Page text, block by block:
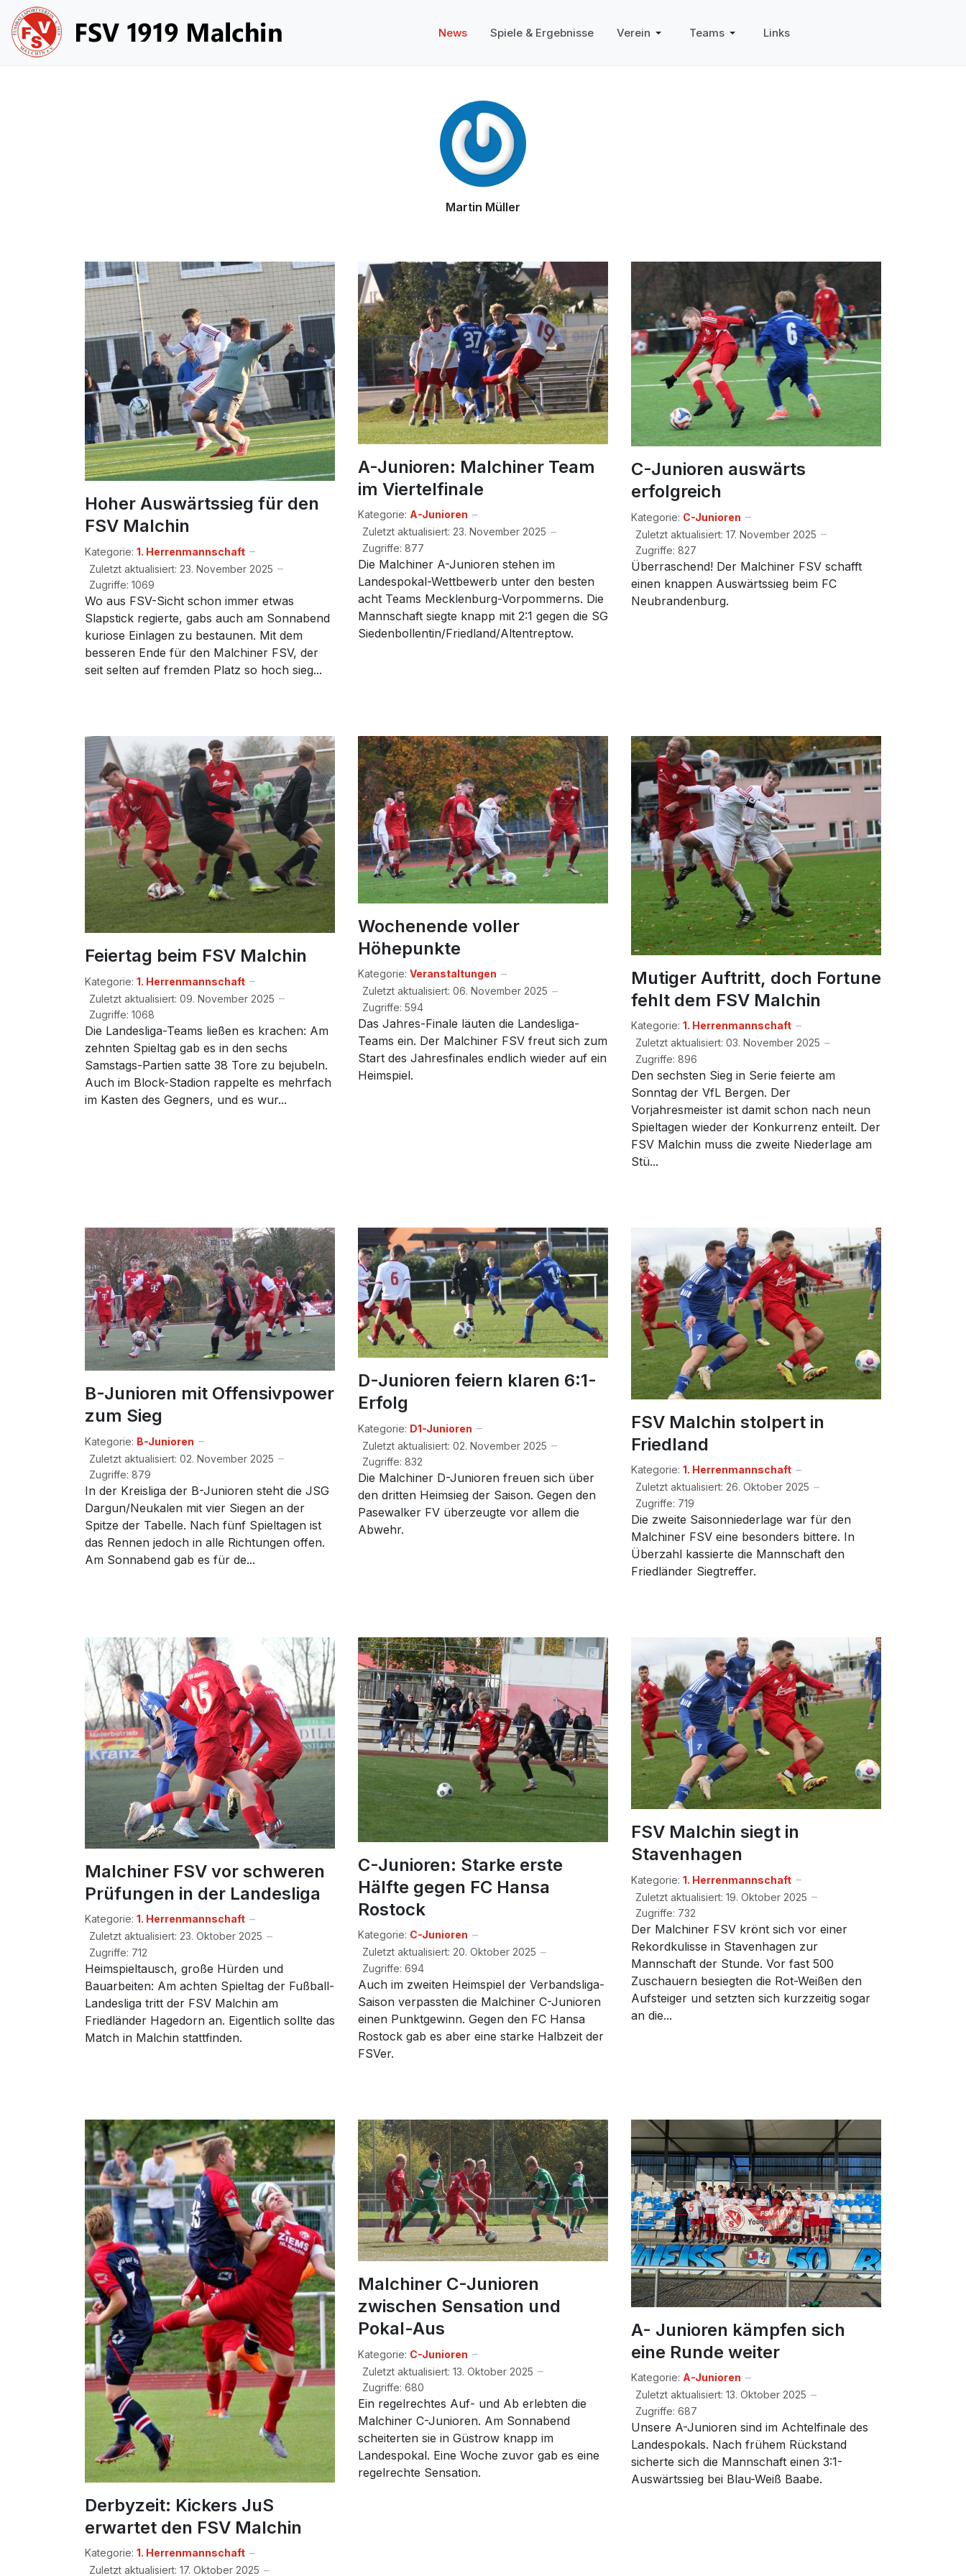
News Spiele & Ergebnisse Verein Teams Links
Martin Müller
Hoher Auswärtssieg für den
FSV Malchin
Kategorie: 1. Herrenmannschaft
Zuletzt aktualisiert: 23. November 2025
Zugriffe: 1069
Wo aus FSV-Sicht schon immer etwas
Slapstick regierte, gabs auch am Sonnabend
kuriose Einlagen zu bestaunen. Mit dem
besseren Ende für den Malchiner FSV, der
seit selten auf fremden Platz so hoch sieg...
A-Junioren: Malchiner Team
im Viertelfinale
Kategorie: A-Junioren
Zuletzt aktualisiert: 23. November 2025
Zugriffe: 877
Die Malchiner A-Junioren stehen im
Landespokal-Wettbewerb unter den besten
acht Teams Mecklenburg-Vorpommerns. Die
Mannschaft siegte knapp mit 2:1 gegen die SG
Siedenbollentin/Friedland/Altentreptow.
C-Junioren auswärts
erfolgreich
Kategorie: C-Junioren
Zuletzt aktualisiert: 17. November 2025
Zugriffe: 827
Überraschend! Der Malchiner FSV schafft
einen knappen Auswärtssieg beim FC
Neubrandenburg.
Feiertag beim FSV Malchin
Kategorie: 1. Herrenmannschaft
Zuletzt aktualisiert: 09. November 2025
Zugriffe: 1068
Die Landesliga-Teams ließen es krachen: Am
zehnten Spieltag gab es in den sechs
Samstags-Partien satte 38 Tore zu bejubeln.
Auch im Block-Stadion rappelte es mehrfach
im Kasten des Gegners, und es wur...
Wochenende voller
Höhepunkte
Kategorie: Veranstaltungen
Zuletzt aktualisiert: 06. November 2025
Zugriffe: 594
Das Jahres-Finale läuten die Landesliga-
Teams ein. Der Malchiner FSV freut sich zum
Start des Jahresfinales endlich wieder auf ein
Heimspiel.
Mutiger Auftritt, doch Fortune
fehlt dem FSV Malchin
Kategorie: 1. Herrenmannschaft
Zuletzt aktualisiert: 03. November 2025
Zugriffe: 896
Den sechsten Sieg in Serie feierte am
Sonntag der VfL Bergen. Der
Vorjahresmeister ist damit schon nach neun
Spieltagen wieder der Konkurrenz enteilt. Der
FSV Malchin muss die zweite Niederlage am
Stü...
B-Junioren mit Offensivpower
zum Sieg
Kategorie: B-Junioren
Zuletzt aktualisiert: 02. November 2025
Zugriffe: 879
In der Kreisliga der B-Junioren steht die JSG
Dargun/Neukalen mit vier Siegen an der
Spitze der Tabelle. Nach fünf Spieltagen ist
das Rennen jedoch in alle Richtungen offen.
Am Sonnabend gab es für de...
D-Junioren feiern klaren 6:1-
Erfolg
Kategorie: D1-Junioren
Zuletzt aktualisiert: 02. November 2025
Zugriffe: 832
Die Malchiner D-Junioren freuen sich über
den dritten Heimsieg der Saison. Gegen den
Pasewalker FV überzeugte vor allem die
Abwehr.
FSV Malchin stolpert in
Friedland
Kategorie: 1. Herrenmannschaft
Zuletzt aktualisiert: 26. Oktober 2025
Zugriffe: 719
Die zweite Saisonniederlage war für den
Malchiner FSV eine besonders bittere. In
Überzahl kassierte die Mannschaft den
Friedländer Siegtreffer.
Malchiner FSV vor schweren
Prüfungen in der Landesliga
Kategorie: 1. Herrenmannschaft
Zuletzt aktualisiert: 23. Oktober 2025
Zugriffe: 712
Heimspieltausch, große Hürden und
Bauarbeiten: Am achten Spieltag der Fußball-
Landesliga tritt der FSV Malchin am
Friedländer Hagedorn an. Eigentlich sollte das
Match in Malchin stattfinden.
C-Junioren: Starke erste
Hälfte gegen FC Hansa
Rostock
Kategorie: C-Junioren
Zuletzt aktualisiert: 20. Oktober 2025
Zugriffe: 694
Auch im zweiten Heimspiel der Verbandsliga-
Saison verpassten die Malchiner C-Junioren
einen Punktgewinn. Gegen den FC Hansa
Rostock gab es aber eine starke Halbzeit der
FSVer.
FSV Malchin siegt in
Stavenhagen
Kategorie: 1. Herrenmannschaft
Zuletzt aktualisiert: 19. Oktober 2025
Zugriffe: 732
Der Malchiner FSV krönt sich vor einer
Rekordkulisse in Stavenhagen zur
Mannschaft der Stunde. Vor fast 500
Zuschauern besiegten die Rot-Weißen den
Aufsteiger und setzten sich kurzzeitig sogar
an die...
Derbyzeit: Kickers JuS
erwartet den FSV Malchin
Kategorie: 1. Herrenmannschaft
Zuletzt aktualisiert: 17. Oktober 2025
Malchiner C-Junioren
zwischen Sensation und
Pokal-Aus
Kategorie: C-Junioren
Zuletzt aktualisiert: 13. Oktober 2025
Zugriffe: 680
Ein regelrechtes Auf- und Ab erlebten die
Malchiner C-Junioren. Am Sonnabend
scheiterten sie in Güstrow knapp im
Landespokal. Eine Woche zuvor gab es eine
regelrechte Sensation.
A- Junioren kämpfen sich
eine Runde weiter
Kategorie: A-Junioren
Zuletzt aktualisiert: 13. Oktober 2025
Zugriffe: 687
Unsere A-Junioren sind im Achtelfinale des
Landespokals. Nach frühem Rückstand
sicherte sich die Mannschaft einen 3:1-
Auswärtssieg bei Blau-Weiß Baabe.